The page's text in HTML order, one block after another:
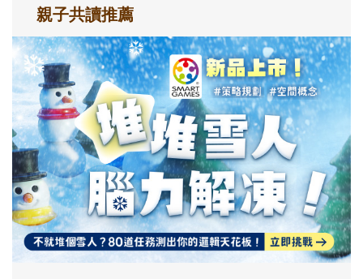
親子共讀推薦
最新活動